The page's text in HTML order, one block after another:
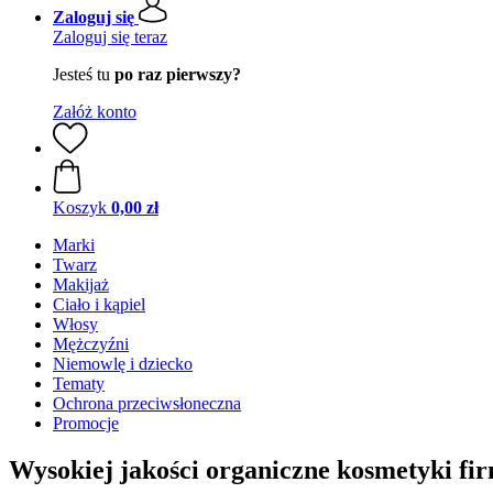
Zaloguj się
Zaloguj się teraz
Jesteś tu po raz pierwszy?
Załóż konto
Koszyk 0,00 zł
Marki
Twarz
Makijaż
Ciało i kąpiel
Włosy
Mężczyźni
Niemowlę i dziecko
Tematy
Ochrona przeciwsłoneczna
Promocje
Wysokiej jakości organiczne kosmetyki